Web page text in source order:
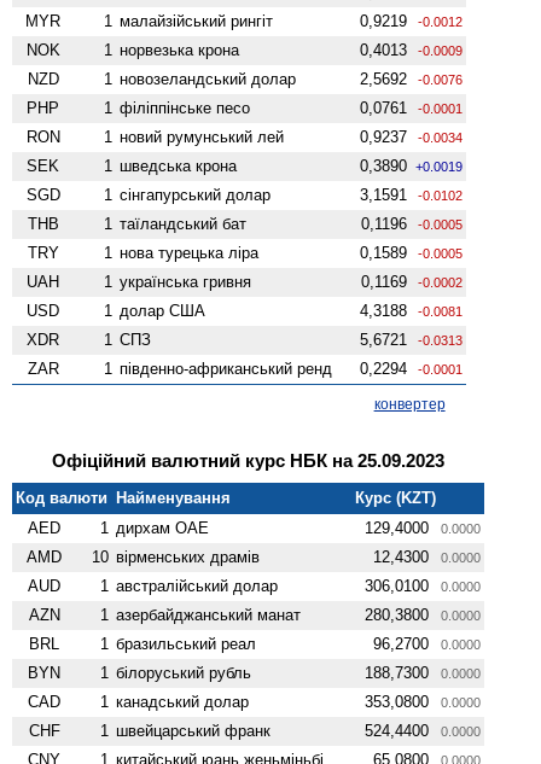
MYR 1 малайзійський рингіт 0,9219 -0.0012
NOK 1 норвезька крона 0,4013 -0.0009
NZD 1 ново­зеландський долар 2,5692 -0.0076
PHP 1 філіппінське песо 0,0761 -0.0001
RON 1 новий румунський лей 0,9237 -0.0034
SEK 1 шведська крона 0,3890 +0.0019
SGD 1 сінгапурський долар 3,1591 -0.0102
THB 1 таїландський бат 0,1196 -0.0005
TRY 1 нова турецька ліра 0,1589 -0.0005
UAH 1 українська гривня 0,1169 -0.0002
USD 1 долар США 4,3188 -0.0081
XDR 1 СПЗ 5,6721 -0.0313
ZAR 1 південно-африканський ренд 0,2294 -0.0001
конвертер
Офіційний валютний курс НБК на 25.09.2023
Код валюти Найменування
Курс (KZT)
AED
1 дирхам ОАЕ 129,4000 0.0000
AMD 10 вiрменських драмів 12,4300 0.0000
AUD 1 австралійський долар 306,0100 0.0000
AZN 1 азербайджанський манат 280,3800 0.0000
BRL 1 бразильський реал 96,2700 0.0000
BYN 1 білоруський рубль 188,7300 0.0000
CAD 1 канадський долар 353,0800 0.0000
CHF 1 швейцарський франк 524,4400 0.0000
CNY 1 китайський юань женьмiньбi 65,0800 0.0000